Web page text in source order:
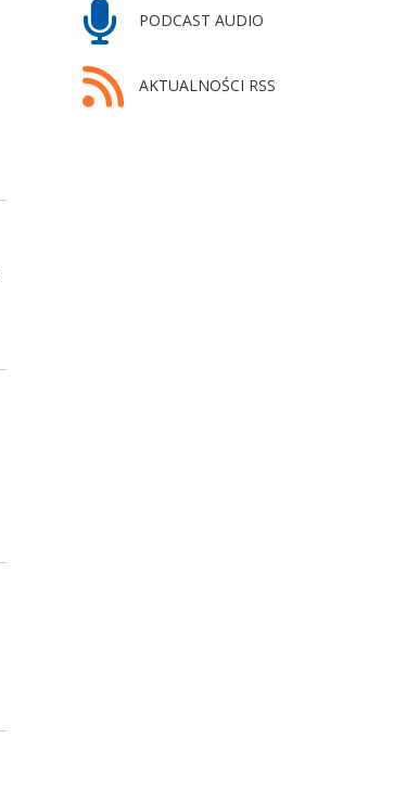
PODCAST AUDIO
AKTUALNOŚCI RSS